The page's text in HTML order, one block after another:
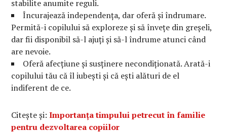
stabilite anumite reguli.
Încurajează independența, dar oferă și îndrumare.
Permită-i copilului să exploreze și să învețe din greșeli,
dar fii disponibil să-l ajuți și să-l îndrume atunci când
are nevoie.
Oferă afecțiune și susținere necondiționată. Arată-i
copilului tău că îl iubești și că ești alături de el
indiferent de ce.
Citește și:Importanța timpului petrecut în familie
pentru dezvoltarea copiilor